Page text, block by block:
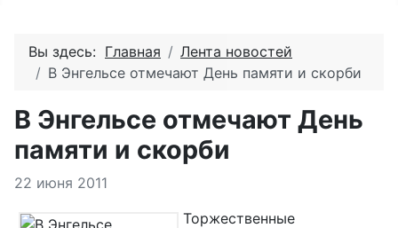
Вы здесь: Главная
Лента новостей
В Энгельсе отмечают День памяти и скорби
В Энгельсе отмечают День
памяти и скорби
Информация о материале
22 июня 2011
Торжественные